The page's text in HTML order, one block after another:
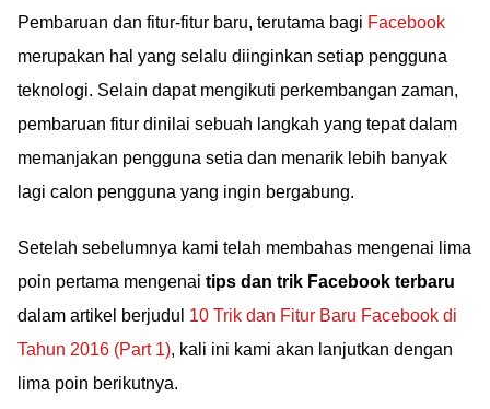
Pembaruan dan fitur-fitur baru, terutama bagi Facebook
merupakan hal yang selalu diinginkan setiap pengguna
teknologi. Selain dapat mengikuti perkembangan zaman,
pembaruan fitur dinilai sebuah langkah yang tepat dalam
memanjakan pengguna setia dan menarik lebih banyak
lagi calon pengguna yang ingin bergabung.
Setelah sebelumnya kami telah membahas mengenai lima
poin pertama mengenai tips dan trik Facebook terbaru
dalam artikel berjudul 10 Trik dan Fitur Baru Facebook di
Tahun 2016 (Part 1), kali ini kami akan lanjutkan dengan
lima poin berikutnya.